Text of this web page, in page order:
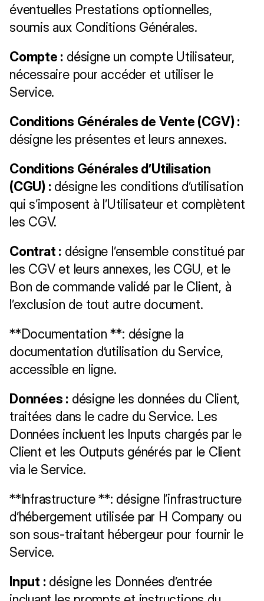
éventuelles Prestations optionnelles,
soumis aux Conditions Générales.
Compte : désigne un compte Utilisateur,
nécessaire pour accéder et utiliser le
Service.
Conditions Générales de Vente (CGV) :
désigne les présentes et leurs annexes.
Conditions Générales d’Utilisation
(CGU) : désigne les conditions d’utilisation
qui s’imposent à l’Utilisateur et complètent
les CGV.
Contrat : désigne l’ensemble constitué par
les CGV et leurs annexes, les CGU, et le
Bon de commande validé par le Client, à
l’exclusion de tout autre document.
**Documentation **: désigne la
documentation d’utilisation du Service,
accessible en ligne.
Données : désigne les données du Client,
traitées dans le cadre du Service. Les
Données incluent les Inputs chargés par le
Client et les Outputs générés par le Client
via le Service.
**Infrastructure **: désigne l’infrastructure
d’hébergement utilisée par H Company ou
son sous-traitant hébergeur pour fournir le
Service.
Input : désigne les Données d’entrée